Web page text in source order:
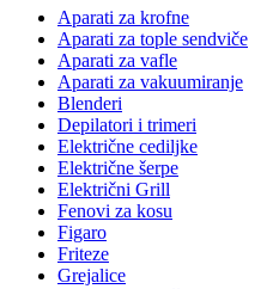
Aparati za krofne
Aparati za tople sendviče
Aparati za vafle
Aparati za vakuumiranje
Blenderi
Depilatori i trimeri
Električne cediljke
Električne šerpe
Električni Grill
Fenovi za kosu
Figaro
Friteze
Grejalice